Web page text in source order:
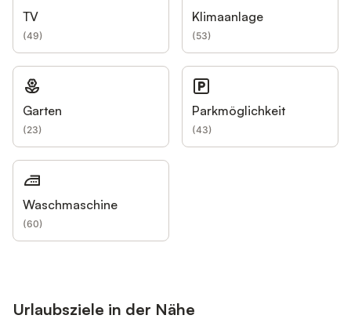
TV
(49)
Klimaanlage
(53)
Garten
(23)
Parkmöglichkeit
(43)
Waschmaschine
(60)
Urlaubsziele in der Nähe